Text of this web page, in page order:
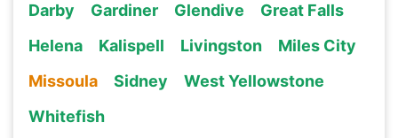
Darby
Gardiner Glendive
Great Falls
Helena
Kalispell Livingston
Miles City
Missoula
Sidney
West Yellowstone
Whitefish